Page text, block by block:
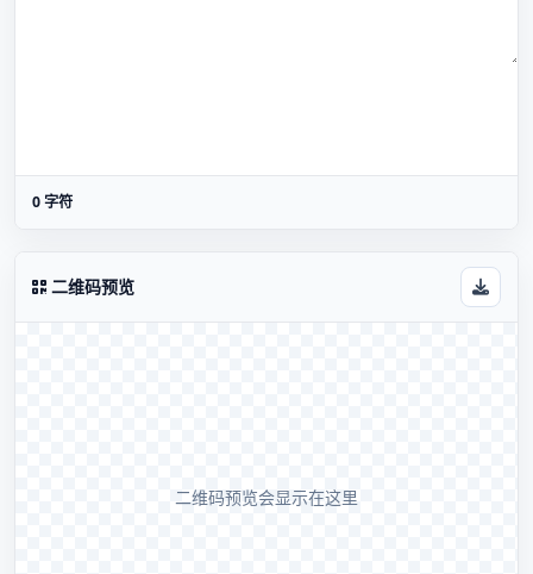
0 字符
二维码预览
二维码预览会显示在这里